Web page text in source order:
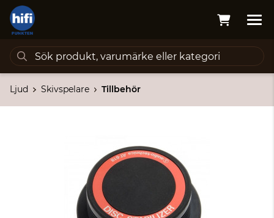
Ljud Skivspelare Tillbehör